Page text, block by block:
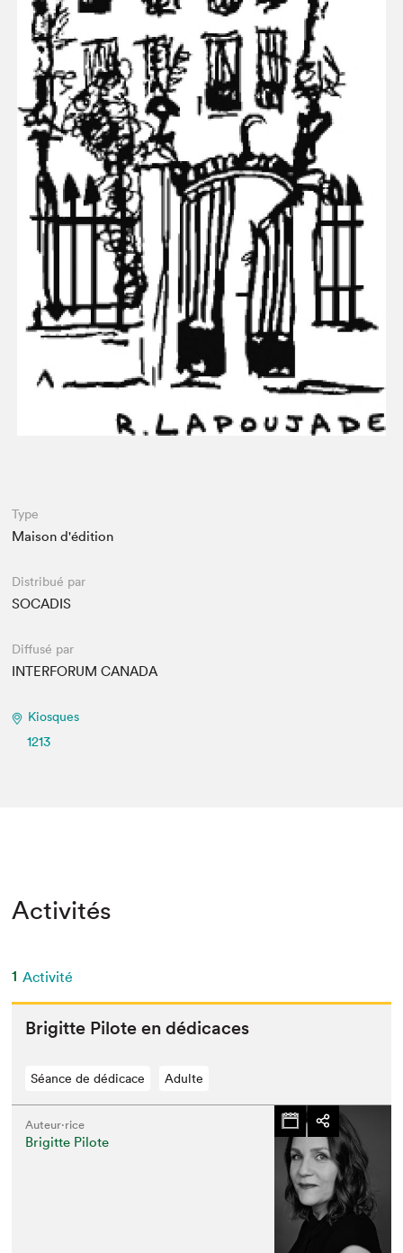
Espace enseignant·e·s
Espace pro
Type
Maison d'édition
Distribué par
SOCADIS
Diffusé par
INTERFORUM CANADA
Kiosques
1213
Activités
1 Activité
Brigitte Pilote en dédicaces
Séance de dédicace Adulte
Auteur·rice
Brigitte Pilote